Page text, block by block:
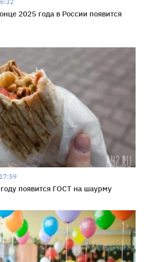
2025 года в России появится
появится ГОСТ на шаурму